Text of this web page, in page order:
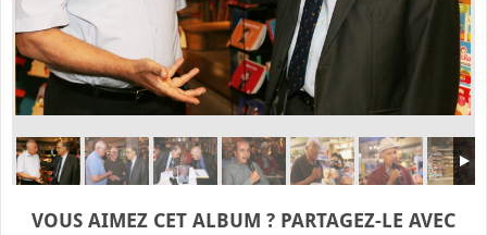
VOUS AIMEZ CET ALBUM ? PARTAGEZ-LE AVEC